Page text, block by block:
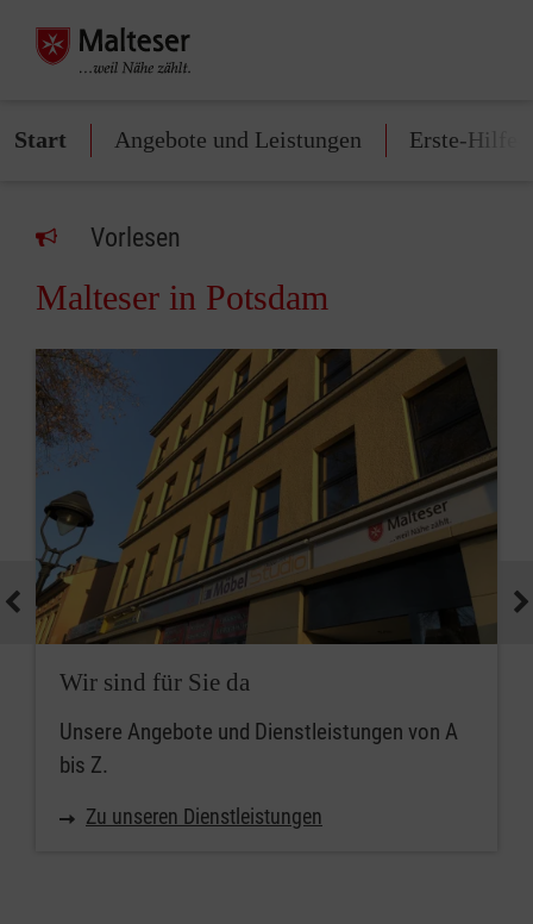
Start Angebote und Leistungen Erste-Hilfe-
Vorlesen
Malteser in Potsdam
Wir sind für Sie da
Unsere Angebote und Dienstleistungen von A
bis Z.
Zu unseren Dienstleistungen